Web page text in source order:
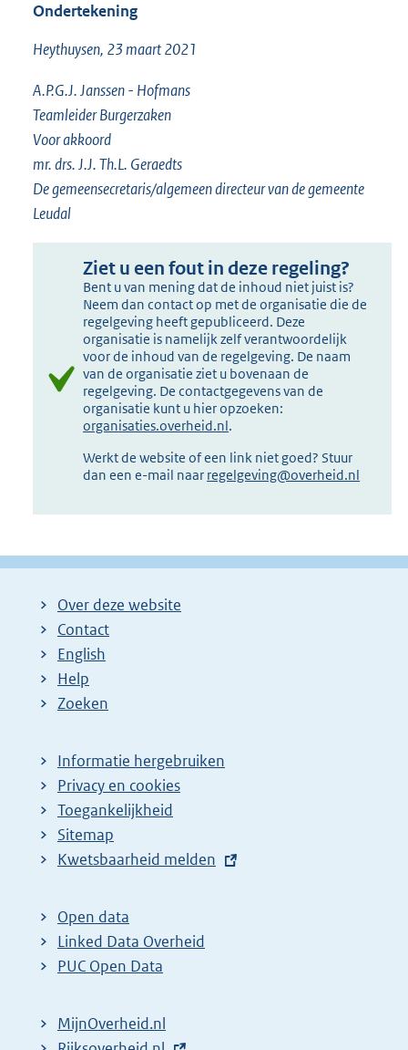
Ondertekening
Heythuysen, 23 maart 2021
A.P.G.J. Janssen - Hofmans
Teamleider Burgerzaken
Voor akkoord
mr. drs. J.J. Th.L. Geraedts
De gemeensecretaris/algemeen directeur van de gemeente
Leudal
Ziet u een fout in deze regeling?
Bent u van mening dat de inhoud niet juist is?
Neem dan contact op met de organisatie die de
regelgeving heeft gepubliceerd. Deze
organisatie is namelijk zelf verantwoordelijk
voor de inhoud van de regelgeving. De naam
van de organisatie ziet u bovenaan de
regelgeving. De contactgegevens van de
organisatie kunt u hier opzoeken:
organisaties.overheid.nl.
Werkt de website of een link niet goed? Stuur
dan een e-mail naar regelgeving@overheid.nl
Over deze website
Contact
English
Help
Zoeken
Informatie hergebruiken
Privacy en cookies
Toegankelijkheid
Sitemap
E
t
e
r
l
Kwetsbaarheid melden
Open data
Linked Data Overheid
PUC Open Data
MijnOverheid.nl